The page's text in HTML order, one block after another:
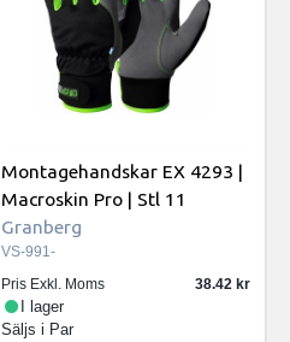
Montagehandskar EX 4293 |
Macroskin Pro | Stl 11
Granberg
VS-991-
Pris Exkl. Moms
38.42
I lager
Säljs i Par